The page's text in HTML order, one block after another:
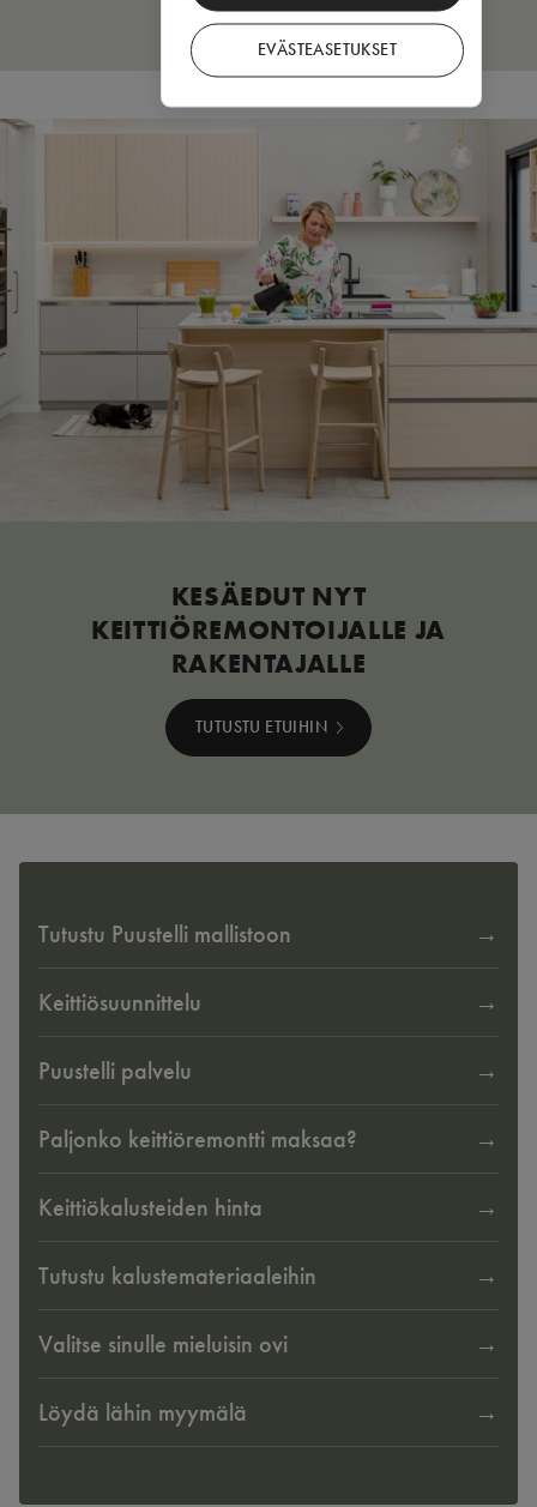
EVÄSTEASETUKSET
KESÄEDUT NYT
KEITTIÖREMONTOIJALLE JA
RAKENTAJALLE
TUTUSTU ETUIHIN
Tutustu Puustelli mallistoon
Keittiösuunnittelu
Puustelli palvelu
Paljonko keittiöremontti maksaa?
Keittiökalusteiden hinta
Tutustu kalustemateriaaleihin
Valitse sinulle mieluisin ovi
Löydä lähin myymälä